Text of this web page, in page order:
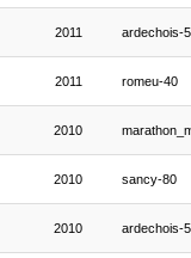
2011 ardechois-
2011 romeu-40
2010
2010 sancy-80
2010 ardechois-